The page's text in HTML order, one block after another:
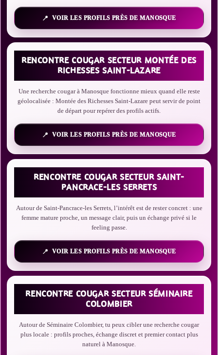
VOIR LES PROFILS PRÈS DE MANOSQUE
RENCONTRE COUGAR SECTEUR MONTÉE DES
RICHESSES SAINT-LAZARE
Une recherche cougar à Manosque fonctionne mieux quand elle reste
géolocalisée : Montée des Richesses Saint-Lazare peut servir de point
de départ pour repérer des profils actifs.
VOIR LES PROFILS PRÈS DE MANOSQUE
RENCONTRE COUGAR SECTEUR SAINT-
PANCRACE-LES SERRETS
Autour de Saint-Pancrace-les Serrets, l’intérêt est de rester concret : une
femme mature proche, un message clair, puis un échange privé si le
feeling passe.
VOIR LES PROFILS PRÈS DE MANOSQUE
RENCONTRE COUGAR SECTEUR SÉMINAIRE
COLOMBIER
Autour de Séminaire Colombier, tu peux cibler une recherche cougar
plus locale : profils proches, échange discret et premier contact plus
naturel à Manosque.